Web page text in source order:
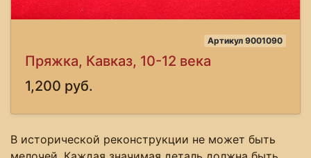
Артикул 9001090
Пряжка, Кавказ, 10-12 века
1,200 руб.
В исторической реконструкции не может быть